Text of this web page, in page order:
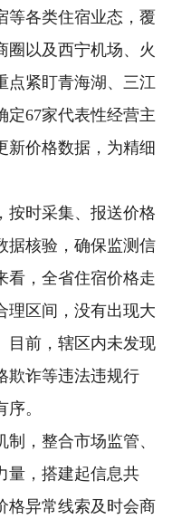
等各类住宿业态，覆
圈以及西宁机场、火
点紧盯青海湖、三江
定67家代表性经营主
新价格数据，为精细
时采集、报送价格
据核验，确保监测信
看，全省住宿价格走
理区间，没有出现大
目前，辖区内未发现
欺诈等违法违规行
。
，整合市场监管、
量，搭建起信息共
格异常线索及时会商